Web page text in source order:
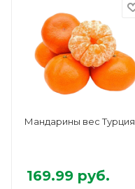
Мандарины вес Турция
169.99 руб.